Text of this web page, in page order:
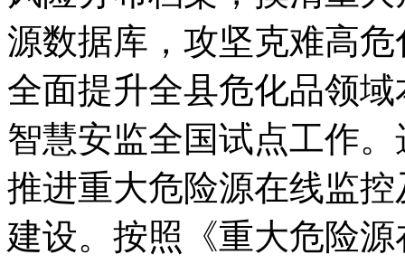
源数据库，攻坚克难高
全面提升全县危化品领
智慧安监全国试点工作
推进重大危险源在线监
建设。按照《重大危险